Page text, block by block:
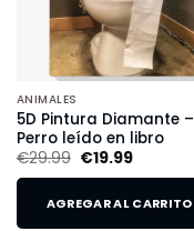
ANIMALES
5D Pintura Diamante –
Perro leído en libro
€29.99 €19.99
AGREGAR AL CARRITO